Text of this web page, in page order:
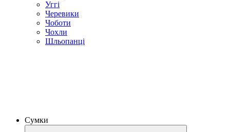
Уггі
Черевики
Чоботи
Чохли
Шльопанці
Сумки